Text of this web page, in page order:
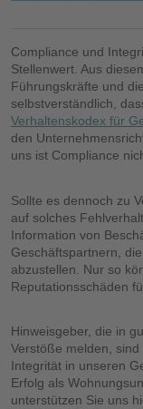
Compliance und
Stellenwert. Aus
Führungskräfte und
selbstverständlich,
Verhaltenskodex für
den
uns ist Compliance
Sollte es dennoch zu
auf solches
Information von
Geschäftspartnern,
abzustellen. Nur so
Reputationsschäden
Hinweisgeber, die in
Verstöße melden,
Integrität in unseren
Erfolg als
unterstützen Sie uns